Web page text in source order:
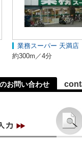
業務スーパー 天満店
約300m／4分
お問い合わせ